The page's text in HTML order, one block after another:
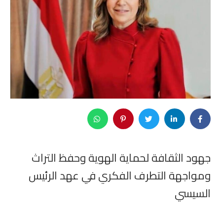
جهود الثقافة لحماية الهوية وحفظ التراث
ومواجهة التطرف الفكري في عهد الرئيس
السيسي